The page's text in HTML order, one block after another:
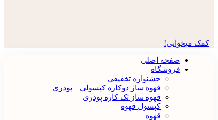
کمک میخوایی!
صفحه اصلی
فروشگاه
جشنواره تخفیفی
قهوه ساز دوکاره کپسولی _ پودری
قهوه‌ ساز تک کاره پودری
کپسول قهوه
قهوه